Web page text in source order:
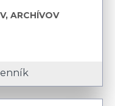
ARCHÍVOV